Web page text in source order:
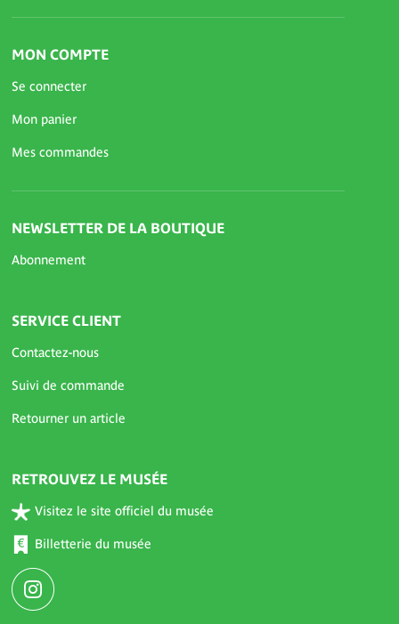
MON COMPTE
Se connecter
Mon panier
Mes commandes
NEWSLETTER DE LA BOUTIQUE
Abonnement
SERVICE CLIENT
Contactez-nous
Suivi de commande
Retourner un article
RETROUVEZ LE MUSÉE
Visitez le site officiel du musée
Billetterie du musée